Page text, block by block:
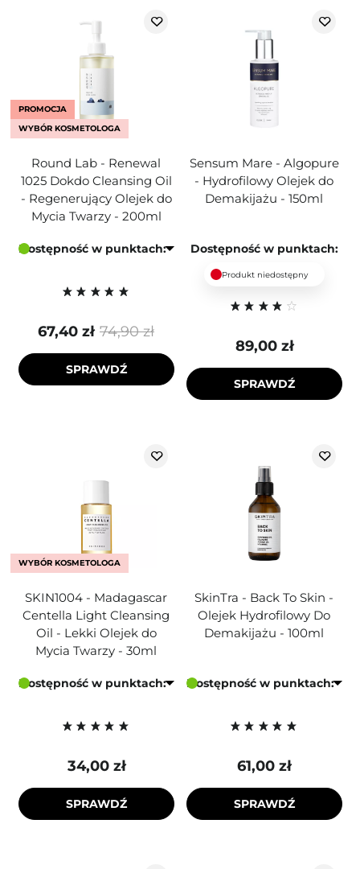
PROMOCJA
WYBÓR KOSMETOLOGA
Round Lab - Renewal
1025 Dokdo Cleansing Oil
- Regenerujący Olejek do
Mycia Twarzy - 200ml
Dostępność w punktach:
74,90 zł
67,40 zł
SPRAWDŹ
Sensum Mare - Algopure
- Hydrofilowy Olejek do
Demakijażu - 150ml
Dostępność w punktach:
Produkt niedostępny
89,00 zł
SPRAWDŹ
WYBÓR KOSMETOLOGA
SKIN1004 - Madagascar
Centella Light Cleansing
Oil - Lekki Olejek do
Mycia Twarzy - 30ml
Dostępność w punktach:
34,00 zł
SPRAWDŹ
SkinTra - Back To Skin -
Olejek Hydrofilowy Do
Demakijażu - 100ml
Dostępność w punktach:
61,00 zł
SPRAWDŹ